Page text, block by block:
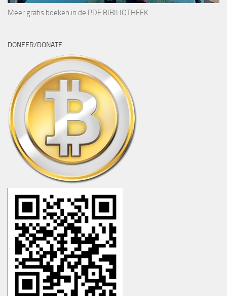
Meer gratis boeken in de PDF BIBILIOTHEEK
DONEER/DONATE